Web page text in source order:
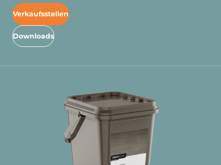
Verkaufsstellen
Downloads